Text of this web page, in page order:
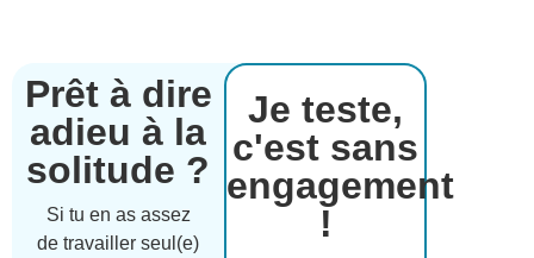
Prêt à dire
adieu à la
solitude ?
Si tu en as assez
de travailler seul(e)
Je teste,
c'est sans
engagement
!